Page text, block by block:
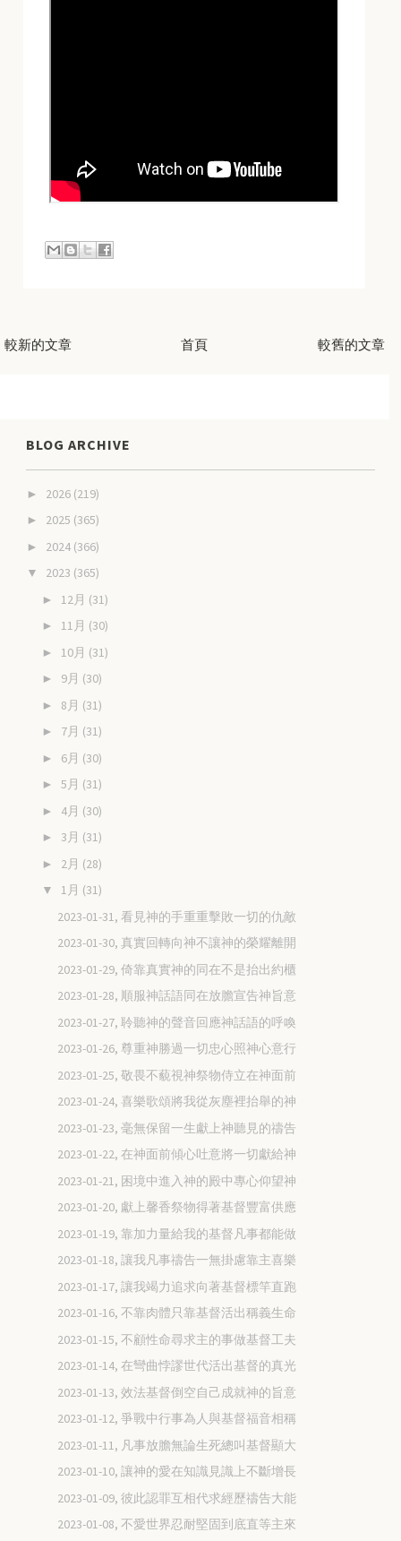
較新的文章 較舊的文章
首頁
BLOG ARCHIVE
► 2026 (219)
► 2025 (365)
► 2024 (366)
▼ 2023 (365)
► 12月 (31)
► 11月 (30)
► 10月 (31)
► 9月 (30)
► 8月 (31)
► 7月 (31)
► 6月 (30)
► 5月 (31)
► 4月 (30)
► 3月 (31)
► 2月 (28)
▼ 1月 (31)
2023-01-31, 看見神的手重重擊敗一切的仇敵
2023-01-30, 真實回轉向神不讓神的榮耀離開
2023-01-29, 倚靠真實神的同在不是抬出約櫃
2023-01-28, 順服神話語同在放膽宣告神旨意
2023-01-27, 聆聽神的聲音回應神話語的呼喚
2023-01-26, 尊重神勝過一切忠心照神心意行
2023-01-25, 敬畏不藐視神祭物侍立在神面前
2023-01-24, 喜樂歌頌將我從灰塵裡抬舉的神
2023-01-23, 毫無保留一生獻上神聽見的禱告
2023-01-22, 在神面前傾心吐意將一切獻給神
2023-01-21, 困境中進入神的殿中專心仰望神
2023-01-20, 獻上馨香祭物得著基督豐富供應
2023-01-19, 靠加力量給我的基督凡事都能做
2023-01-18, 讓我凡事禱告一無掛慮靠主喜樂
2023-01-17, 讓我竭力追求向著基督標竿直跑
2023-01-16, 不靠肉體只靠基督活出稱義生命
2023-01-15, 不顧性命尋求主的事做基督工夫
2023-01-14, 在彎曲悖謬世代活出基督的真光
2023-01-13, 效法基督倒空自己成就神的旨意
2023-01-12, 爭戰中行事為人與基督福音相稱
2023-01-11, 凡事放膽無論生死總叫基督顯大
2023-01-10, 讓神的愛在知識見識上不斷增長
2023-01-09, 彼此認罪互相代求經歷禱告大能
2023-01-08, 不愛世界忍耐堅固到底直等主來